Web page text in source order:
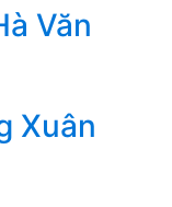
Văn
Xuân